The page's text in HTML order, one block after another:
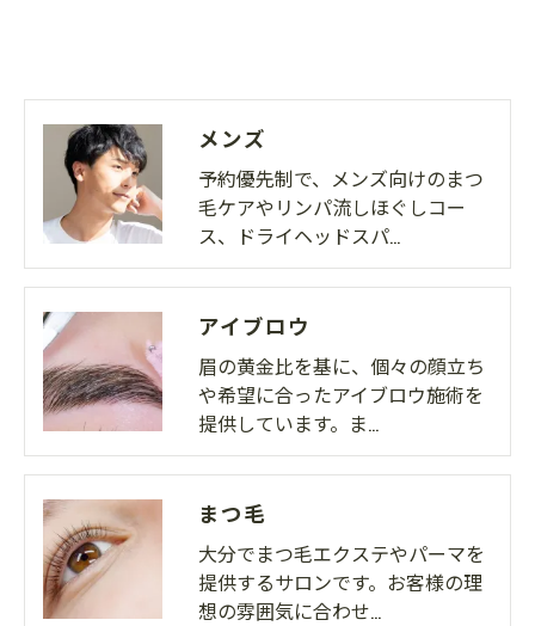
メンズ
予約優先制で、メンズ向けのまつ
毛ケアやリンパ流しほぐしコー
ス、ドライヘッドスパ…
アイブロウ
眉の黄金比を基に、個々の顔立ち
や希望に合ったアイブロウ施術を
提供しています。ま…
まつ毛
大分でまつ毛エクステやパーマを
提供するサロンです。お客様の理
想の雰囲気に合わせ…